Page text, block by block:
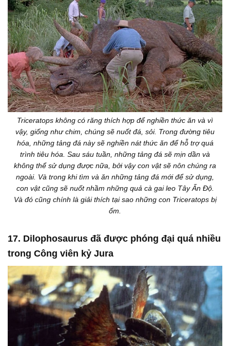
Triceratops không có răng thích hợp để nghiền thức ăn và vì
vậy, giống như chim, chúng sẽ nuốt đá, sỏi. Trong đường tiêu
hóa, những tảng đá này sẽ nghiền nát thức ăn để hỗ trợ quá
trình tiêu hóa. Sau sáu tuần, những tảng đá sẽ mịn dần và
không thể sử dụng được nữa, bởi vậy con vật sẽ nôn chúng ra
ngoài. Và trong khi tìm và ăn những tảng đá mới để sử dụng,
con vật cũng sẽ nuốt nhầm những quả cà gai leo Tây Ấn Độ.
Và đó cũng chính là giải thích tại sao những con Triceratops bị
ốm.
17. Dilophosaurus đã được phóng đại quá nhiều
trong Công viên kỷ Jura